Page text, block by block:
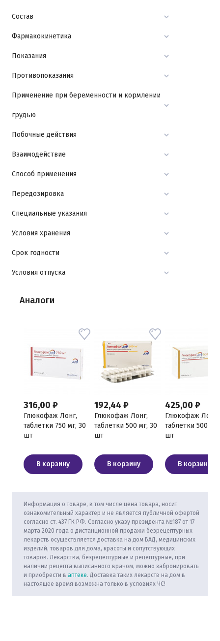
Состав
Фармакокинетика
Показания
Противопоказания
Применение при беременности и кормлении
грудью
Побочные действия
Взаимодействие
Способ применения
Передозировка
Специальные указания
Условия хранения
Срок годности
Условия отпуска
Аналоги
316,00 ₽
Глюкофаж Лонг,
таблетки 750 мг, 30
шт
В корзину
192,44 ₽
Глюкофаж Лонг,
таблетки 500 мг, 30
шт
В корзину
425,00 ₽
Глюкофаж Лонг,
таблетки 500
шт
В корзину
Информация о товаре, в том числе цена товара, носит
ознакомительный характер и не является публичной офертой
согласно ст. 437 ГК РФ. Согласно указу президента №187 от 17
марта 2020 года о дистанционной продажи безрецептурных
лекарств осуществляется доставка на дом БАД, медицинских
изделий, товаров для дома, красоты и сопутствующих
товаров. Лекарства, безрецептурные и рецептурные, при
наличии рецепта выписанного врачом, можно забронировать
и приобрести в аптеке. Доставка таких лекарств на дом в
настоящее время возможна только в условиях ЧС!